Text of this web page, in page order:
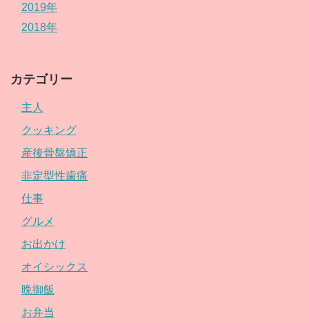
2019年
2018年
カテゴリー
主人
クッキング
産後骨盤矯正
非定型性歯痛
仕事
グルメ
お出かけ
オイシックス
晩御飯
お弁当